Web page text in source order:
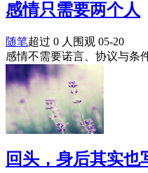
感情只需要两个人
随笔超过 0 人围观 05-20
感情不需要诺言、协议与条
回头，身后其实也